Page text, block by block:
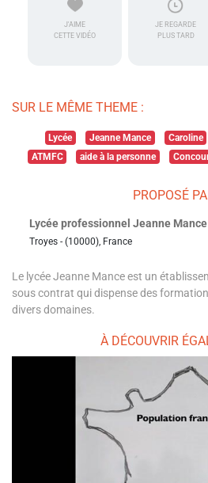
J'AIME
CETTE VIDÉO
JE REGARDE
PLUS TARD
SUR LE MÊME THEME :
Lycée Jeanne Mance Caroline
ATMFC
aide à la personne
PROPOSÉ
Lycée professionnel Jeanne Mance
Troyes - (10000), France
Le lycée Jeanne Mance est un
sous contrat qui dispense des
divers domaines.
À DÉCOUVRIR